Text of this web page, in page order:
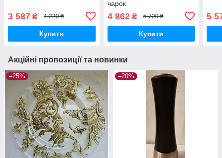
3 587 ₴ 4 220 ₴
Купити
чарок
4 862₴ 5 720 ₴
Купити
5
Акційні пропозиції та новинки
–25% –20%